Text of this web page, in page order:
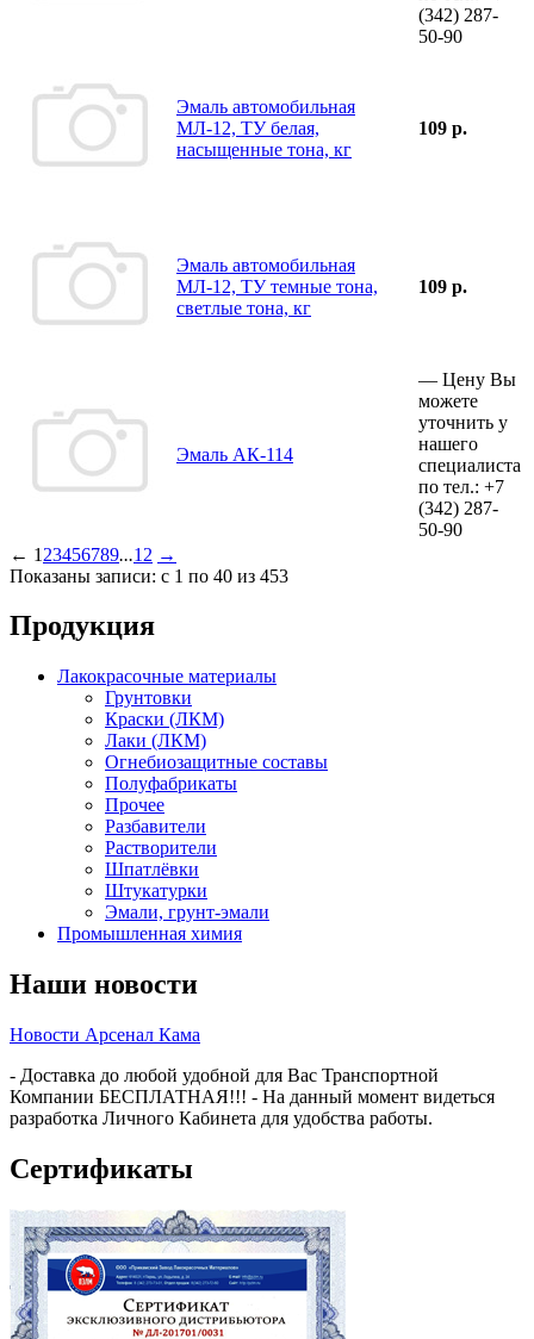
(342) 287-
50-90
Эмаль автомобильная
МЛ-12, ТУ белая,
насыщенные тона, кг
109 р.
Эмаль автомобильная
МЛ-12, ТУ темные тона,
светлые тона, кг
109 р.
Эмаль АК-114
— Цену Вы
можете
уточнить у
нашего
специалиста
по тел.: +7
(342) 287-
50-90
← 1 23456789...12 →
Показаны записи: с 1 по 40 из 453
Продукция
Лакокрасочные материалы
Грунтовки
Краски (ЛКМ)
Лаки (ЛКМ)
Огнебиозащитные составы
Полуфабрикаты
Прочее
Разбавители
Растворители
Шпатлёвки
Штукатурки
Эмали, грунт-эмали
Промышленная химия
Наши новости
Новости Арсенал Кама
- Доставка до любой удобной для Вас Транспортной
Компании БЕСПЛАТНАЯ!!! - На данный момент видеться
разработка Личного Кабинета для удобства работы.
Сертификаты